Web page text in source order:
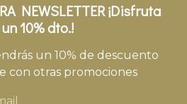
NEWSLETTER ¡Disfruta
10% dto.!
un 10% de descuento
con otras promociones